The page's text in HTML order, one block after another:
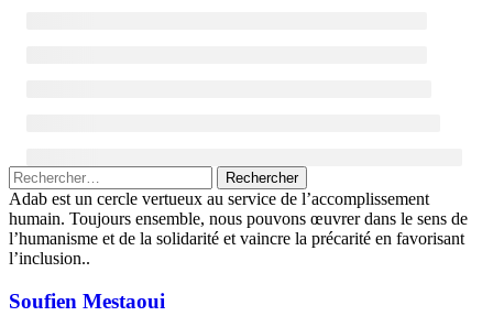
Rechercher :
Adab est un cercle vertueux au service de l’accomplissement
humain. Toujours ensemble, nous pouvons œuvrer dans le sens de
l’humanisme et de la solidarité et vaincre la précarité en favorisant
l’inclusion..
Soufien Mestaoui